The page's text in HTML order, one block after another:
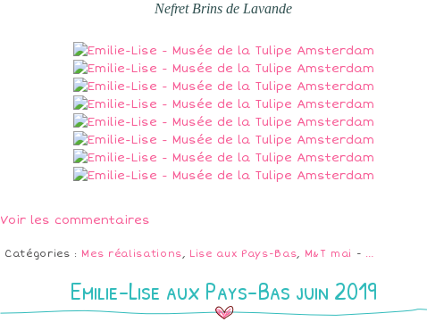
Nefret Brins de Lavande
Voir les commentaires
Catégories : Mes réalisations, Lise aux Pays-Bas, M&T mai - …
Emilie-Lise aux Pays-Bas juin 2019